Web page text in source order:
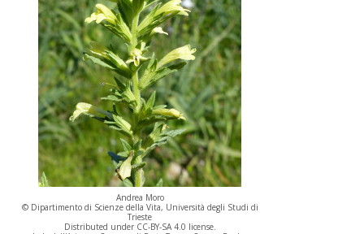
Andrea Moro
© Dipartimento di Scienze della Vita, Università degli Studi di
Trieste
Distributed under CC-BY-SA 4.0 license.